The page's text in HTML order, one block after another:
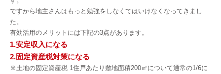
ですから地主さんはもっと勉強をしなくてはいけなくなってきまし
た。
有効活用のメリットには下記の3点があります。
1.安定収入になる
2.固定資産税対策になる
※土地の固定資産税 1住戸あたり敷地面積200㎡について通常の1/6に